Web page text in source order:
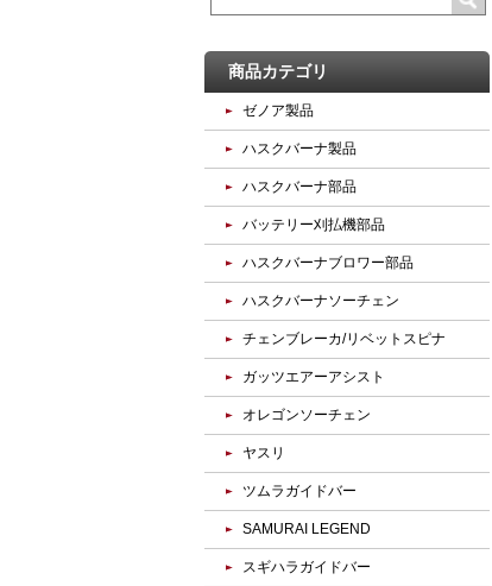
商品カテゴリ
ゼノア製品
ハスクバーナ製品
ハスクバーナ部品
バッテリー刈払機部品
ハスクバーナブロワー部品
ハスクバーナソーチェン
チェンブレーカ/リベットスピナ
ガッツエアーアシスト
オレゴンソーチェン
ヤスリ
ツムラガイドバー
SAMURAI LEGEND
スギハラガイドバー